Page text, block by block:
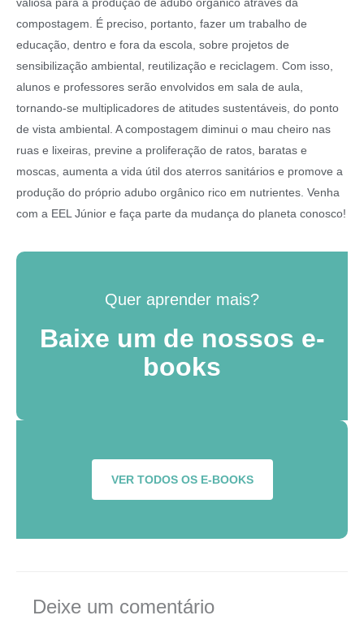
compostagem. É preciso, portanto, fazer um trabalho de
educação, dentro e fora da escola, sobre projetos de
sensibilização ambiental, reutilização e reciclagem. Com isso,
alunos e professores serão envolvidos em sala de aula,
tornando-se multiplicadores de atitudes sustentáveis, do ponto
de vista ambiental. A compostagem diminui o mau cheiro nas
ruas e lixeiras, previne a proliferação de ratos, baratas e
moscas, aumenta a vida útil dos aterros sanitários e promove a
produção do próprio adubo orgânico rico em nutrientes. Venha
com a EEL Júnior e faça parte da mudança do planeta conosco!
Quer aprender mais?
Baixe um de nossos e-
books
VER TODOS OS E-BOOKS
Deixe um comentário